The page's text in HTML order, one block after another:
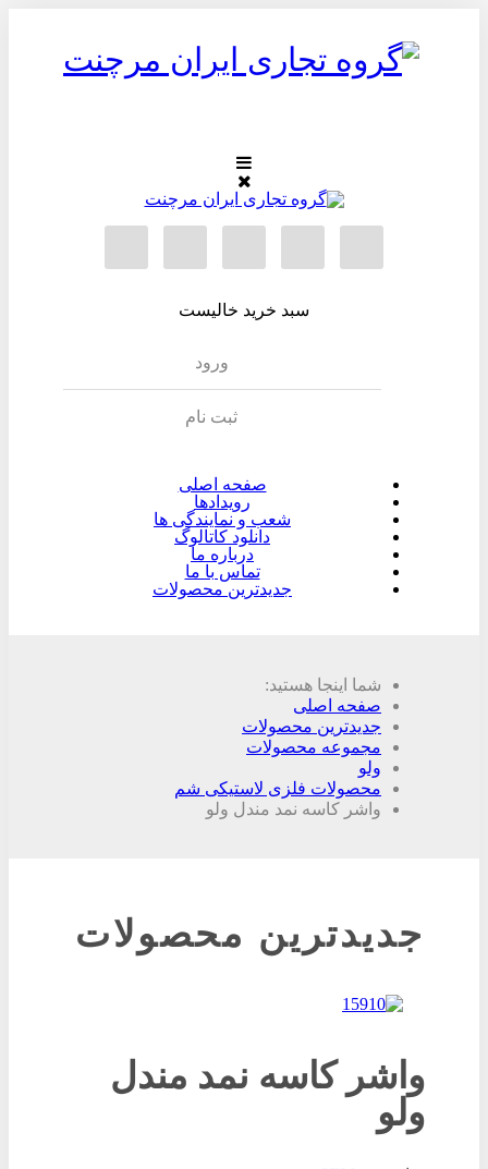
سبد خرید خالیست
ورود
ثبت نام
صفحه اصلی
رویدادها
شعب و نمایندگی ها
دانلود کاتالوگ
درباره ما
تماس با ما
جدیدترین محصولات
شما اینجا هستید:
صفحه اصلی
جدیدترین محصولات
مجموعه محصولات
ولو
محصولات فلزی لاستیکی شم
واشر کاسه نمد مندل ولو
جدیدترین محصولات
واشر کاسه نمد مندل
ولو